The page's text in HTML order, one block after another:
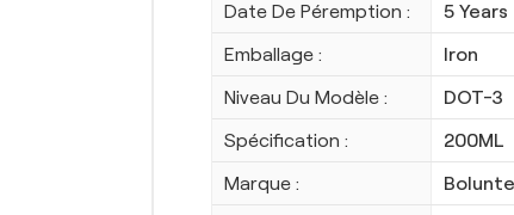
Date De Péremption : 5 Years
Emballage : Iron
Niveau Du Modèle : DOT-3
Spécification : 200ML
Marque :